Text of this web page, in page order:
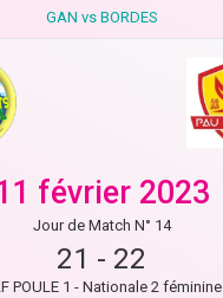
GAN vs BORDES
février 2023
Jour de Match N° 14
21 - 22
POULE 1 - Nationale 2 féminine